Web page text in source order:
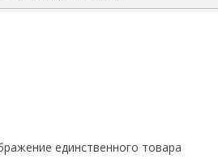
единственного товара